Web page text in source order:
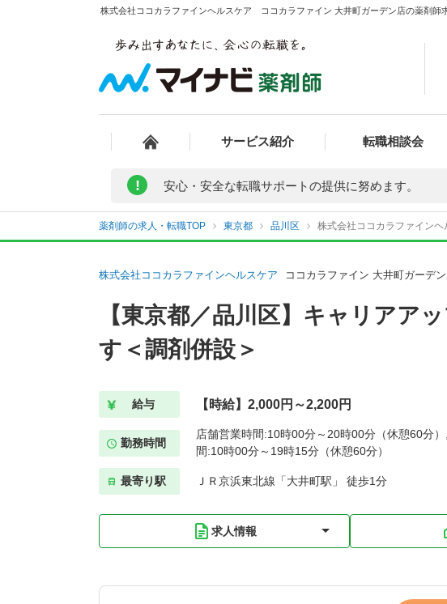
株式会社ココカラファインヘルスケア ココカラファイン 大井町ガーデン店の薬剤師
サービス紹介 転職相談会
! 安心・安全な転職サポートの提供に努めます。
薬剤師の求人・転職TOP 東京都 品川区 株式会社ココカラファイン
株式会社ココカラファインヘルスケア ココカラファイン 大井町ガーデ
【東京都／品川区】キャリアア
す＜調剤併設＞
給与 【時給】2,000円～2,200円
勤務時間
店舗営業時間:10時00分～20時00分（休憩60分
間:10時00分～19時15分（休憩60分）
最寄り駅 ＪＲ京浜東北線「大井町駅」 徒歩1分
求人情報